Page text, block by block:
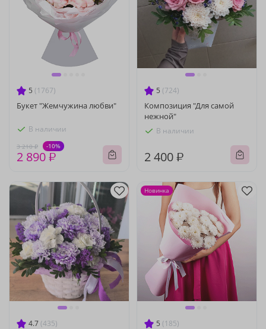
5 (1767)
Букет "Жемчужина любви"
В наличии
3 210 ₽ -10%
2 890 ₽
5 (724)
Композиция "Для самой
нежной"
В наличии
2 400 ₽
4.7 (435) 5 (185)
Новинка